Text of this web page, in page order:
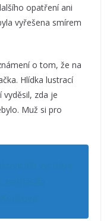
opatření ani
vyřešena smírem
o tom, že na
Hlídka lustrací
zda je
Muž si pro